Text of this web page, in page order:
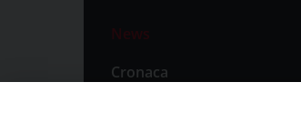
News
Cronaca